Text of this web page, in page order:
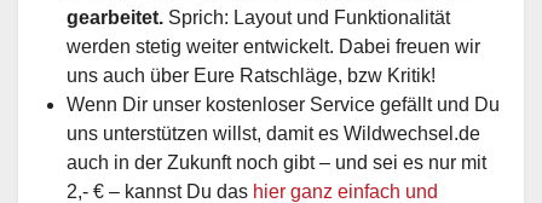
gearbeitet. Sprich: Layout und Funktionalität
werden stetig weiter entwickelt. Dabei freuen wir
uns auch über Eure Ratschläge, bzw Kritik!
Wenn Dir unser kostenloser Service gefällt und Du
uns unterstützen willst, damit es Wildwechsel.de
auch in der Zukunft noch gibt – und sei es nur mit
2,- € – kannst Du das hier ganz einfach und